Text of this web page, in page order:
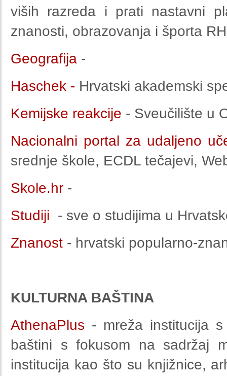
viših razreda i prati nastavni
znanosti, obrazovanja i športa
Geografija -
Haschek - Hrvatski akademski
Kemijske reakcije - Sveučilište u
Nacionalni portal za udaljeno
srednje škole, ECDL tečajevi,
Skole.hr -
Studiji - sve o studijima u
Znanost - hrvatski popularno-
KULTURNA BAŠTINA
AthenaPlus - mreža institucija
baštini s fokusom na sadržaj
institucija kao što su knjižnice,